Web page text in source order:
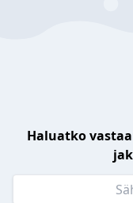
Haluatko